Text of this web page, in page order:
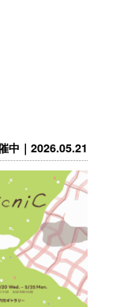
中｜2026.05.21